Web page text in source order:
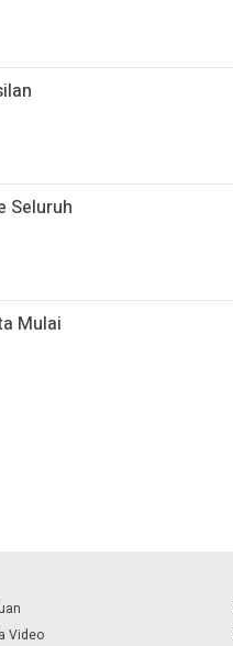
Seluruh
Mulai
Video